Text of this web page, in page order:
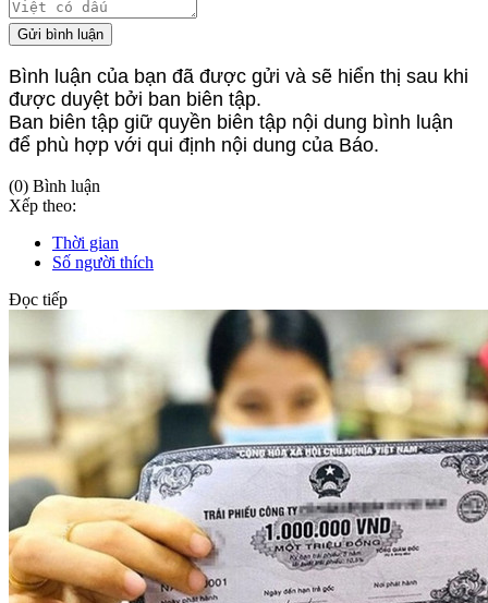
Gửi bình luận
Bình luận của bạn đã được gửi và sẽ hiển thị sau khi
được duyệt bởi ban biên tập.
Ban biên tập giữ quyền biên tập nội dung bình luận
để phù hợp với qui định nội dung của Báo.
(0) Bình luận
Xếp theo:
Thời gian
Số người thích
Đọc tiếp